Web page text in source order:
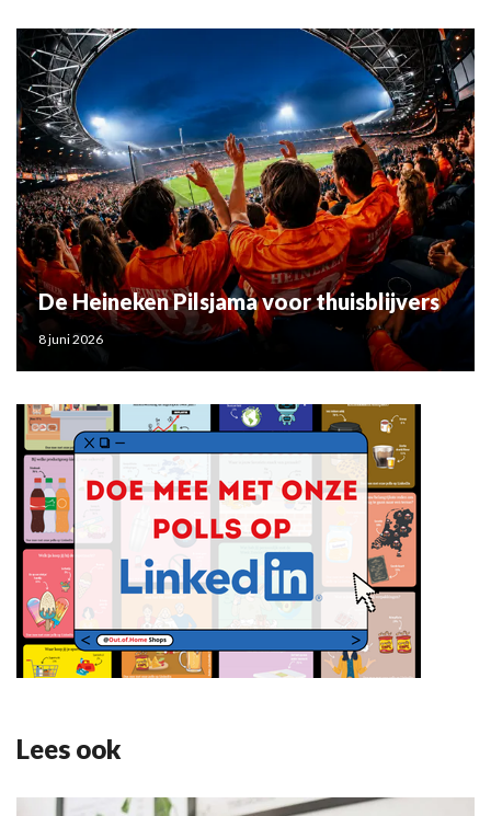
De Heineken Pilsjama voor thuisblijvers
8 juni 2026
Lees ook